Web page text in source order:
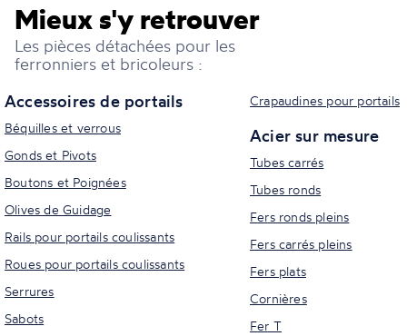
Mieux s'y retrouver
Les pièces détachées pour les
ferronniers et bricoleurs :
Accessoires de portails
Béquilles et verrous
Gonds et Pivots
Boutons et Poignées
Olives de Guidage
Rails pour portails coulissants
Roues pour portails coulissants
Serrures
Sabots
Crapaudines pour portails
Acier sur mesure
Tubes carrés
Tubes ronds
Fers ronds pleins
Fers carrés pleins
Fers plats
Cornières
Fer T